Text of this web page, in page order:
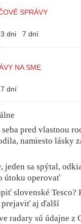
SPRÁVY
3 dni 7 dní
NA SME
7 dní
pred vlastnou
namiesto lásky
jeden sa spýtal,
útoku operovať
slovenské Tesco?
prejaviť aj ďalší
radary sú údajne z